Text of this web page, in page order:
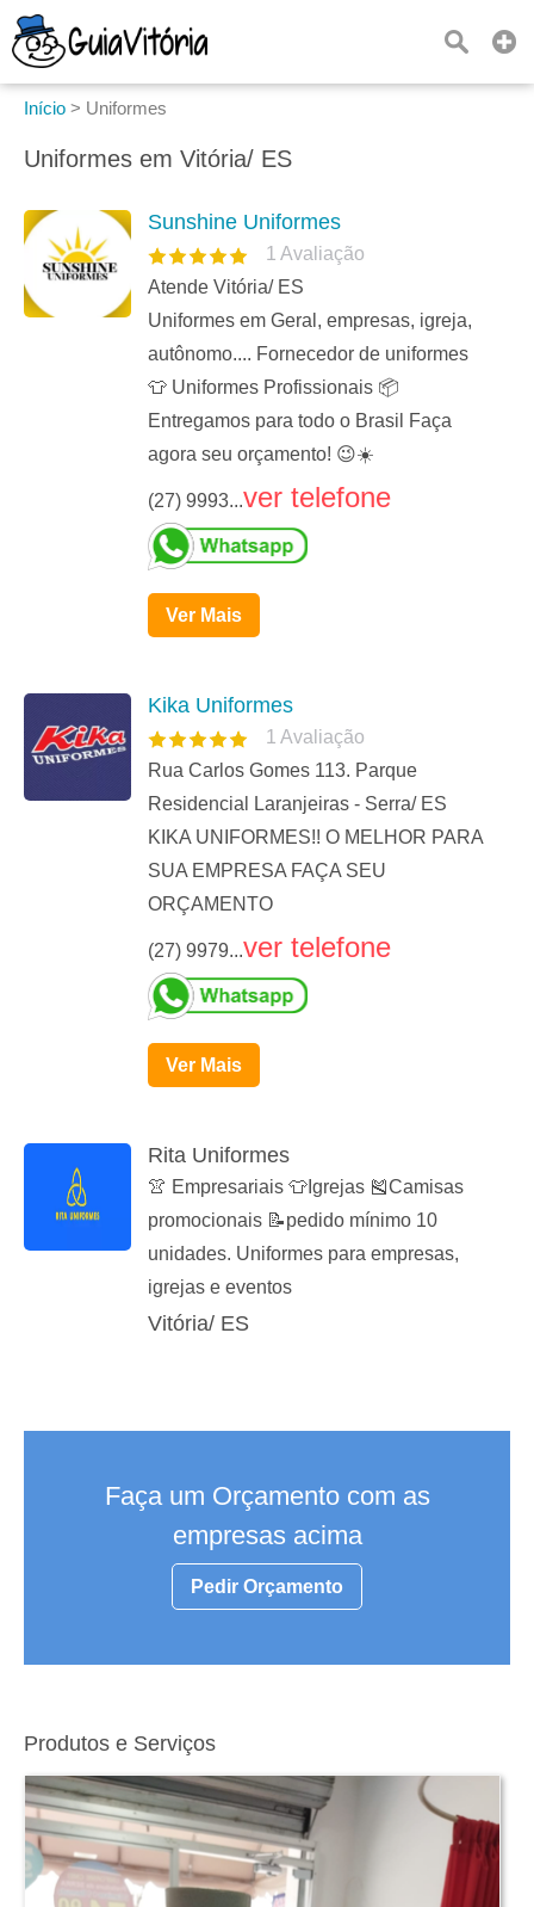
Início > Uniformes
Uniformes em Vitória/ ES
Sunshine Uniformes
1 Avaliação
Atende Vitória/ ES
Uniformes em Geral, empresas, igreja,
autônomo.... Fornecedor de uniformes
👕 Uniformes Profissionais 📦
Entregamos para todo o Brasil Faça
agora seu orçamento! 😉☀️
(27) 9993...ver telefone
Ver Mais
Kika Uniformes
1 Avaliação
Rua Carlos Gomes 113. Parque
Residencial Laranjeiras - Serra/ ES
KIKA UNIFORMES!! O MELHOR PARA
SUA EMPRESA FAÇA SEU
ORÇAMENTO
(27) 9979...ver telefone
Ver Mais
Rita Uniformes
👚 Empresariais 👕Igrejas 🎽Camisas
promocionais 📝pedido mínimo 10
unidades. Uniformes para empresas,
igrejas e eventos
Vitória/ ES
Faça um Orçamento com as
empresas acima
Pedir Orçamento
Produtos e Serviços